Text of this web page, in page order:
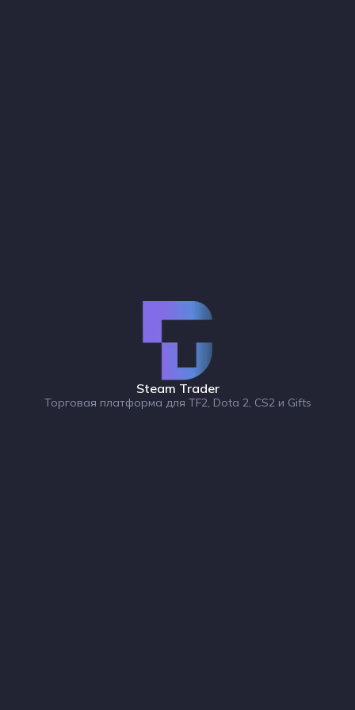
Steam Trader
Торговая платформа для TF2, Dota 2, CS2 и Gifts